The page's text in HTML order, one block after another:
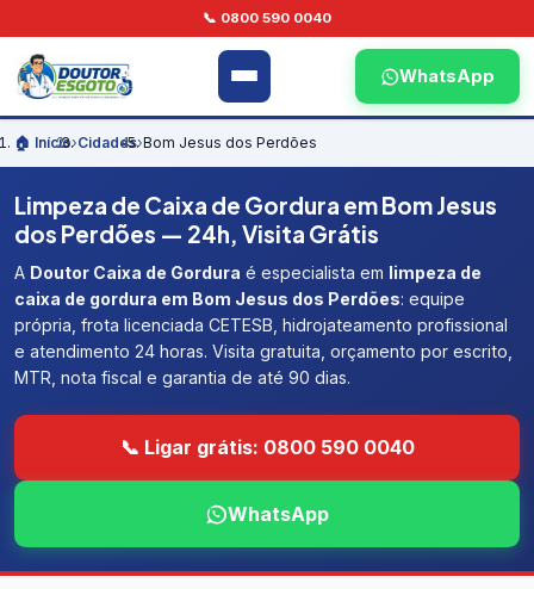
📞 0800 590 0040
WhatsApp
🏠 Início›Cidades›Bom Jesus dos Perdões
Limpeza de Caixa de Gordura em Bom Jesus
dos Perdões — 24h, Visita Grátis
A Doutor Caixa de Gordura é especialista em limpeza de
caixa de gordura em Bom Jesus dos Perdões: equipe
própria, frota licenciada CETESB, hidrojateamento profissional
e atendimento 24 horas. Visita gratuita, orçamento por escrito,
MTR, nota fiscal e garantia de até 90 dias.
📞 Ligar grátis: 0800 590 0040
WhatsApp